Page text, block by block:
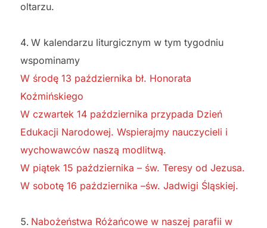
oltarzu.
W kalendarzu liturgicznym w tym tygodniu
wspominamy
W środę 13 października bł. Honorata
Koźmińskiego
W czwartek 14 października przypada Dzień
Edukacji Narodowej. Wspierajmy nauczycieli i
wychowawców naszą modlitwą.
W piątek 15 października – św. Teresy od Jezusa.
W sobotę 16 października –św. Jadwigi Śląskiej.
Nabożeństwa Różańcowe w naszej parafii w